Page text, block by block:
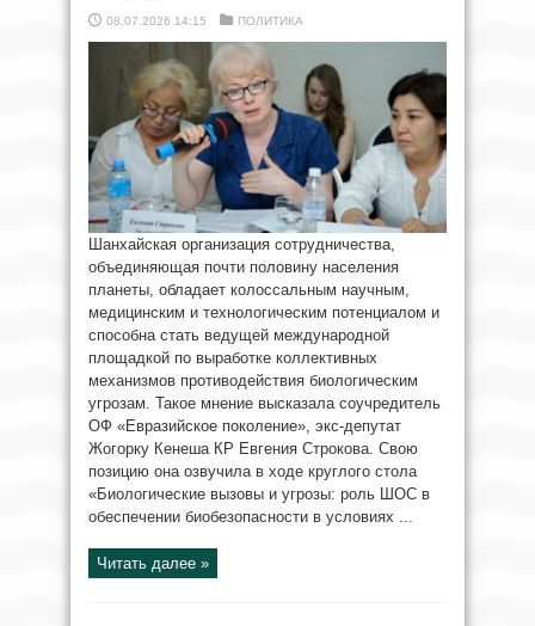
08.07.2026 14:15 ПОЛИТИКА
Шанхайская организация сотрудничества,
объединяющая почти половину населения
планеты, обладает колоссальным научным,
медицинским и технологическим потенциалом и
способна стать ведущей международной
площадкой по выработке коллективных
механизмов противодействия биологическим
угрозам. Такое мнение высказала соучредитель
ОФ «Евразийское поколение», экс-депутат
Жогорку Кенеша КР Евгения Строкова. Свою
позицию она озвучила в ходе круглого стола
«Биологические вызовы и угрозы: роль ШОС в
обеспечении биобезопасности в условиях ...
Читать далее »